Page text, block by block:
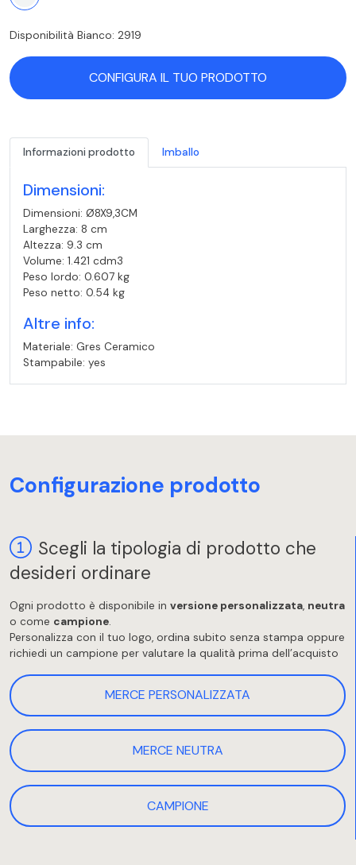
Disponibilità Bianco: 2919
CONFIGURA IL TUO PRODOTTO
Informazioni prodotto Imballo
Dimensioni:
Dimensioni: Ø8X9,3CM
Larghezza: 8 cm
Altezza: 9.3 cm
Volume: 1.421 cdm3
Peso lordo: 0.607 kg
Peso netto: 0.54 kg
Altre info:
Materiale: Gres Ceramico
Stampabile: yes
Configurazione prodotto
Scegli la tipologia di prodotto che
desideri ordinare
Ogni prodotto è disponibile in versione personalizzata, neutra
o come campione.
Personalizza con il tuo logo, ordina subito senza stampa oppure
richiedi un campione per valutare la qualità prima dell’acquisto
MERCE PERSONALIZZATA
MERCE NEUTRA
CAMPIONE